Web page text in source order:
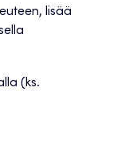
lisää
(ks.